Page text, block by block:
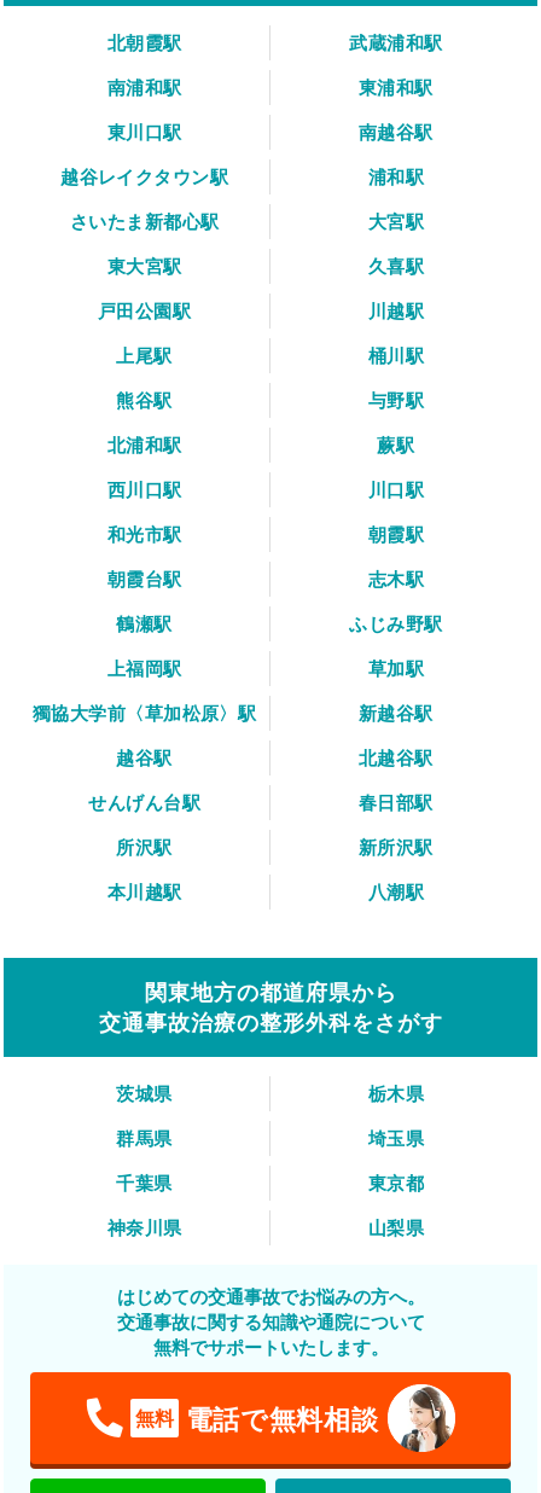
北朝霞駅
武蔵浦和駅
南浦和駅
東浦和駅
東川口駅
南越谷駅
越谷レイクタウン駅
浦和駅
さいたま新都心駅
大宮駅
東大宮駅
久喜駅
戸田公園駅
川越駅
上尾駅
桶川駅
熊谷駅
与野駅
北浦和駅
蕨駅
西川口駅
川口駅
和光市駅
朝霞駅
朝霞台駅
志木駅
鶴瀬駅
ふじみ野駅
上福岡駅
草加駅
獨協大学前〈草加松原〉駅
新越谷駅
越谷駅
北越谷駅
せんげん台駅
春日部駅
所沢駅
新所沢駅
本川越駅
八潮駅
関東地方の都道府県から
交通事故治療の整形外科をさがす
茨城県
栃木県
群馬県
埼玉県
千葉県
東京都
神奈川県
山梨県
はじめての交通事故でお悩みの方へ。
交通事故に関する知識や通院について
無料でサポートいたします。
無料 電話で無料相談